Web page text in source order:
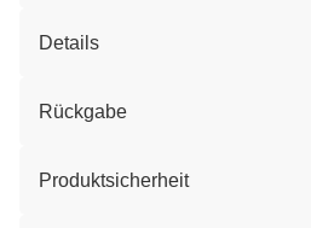
Details
Rückgabe
Produktsicherheit